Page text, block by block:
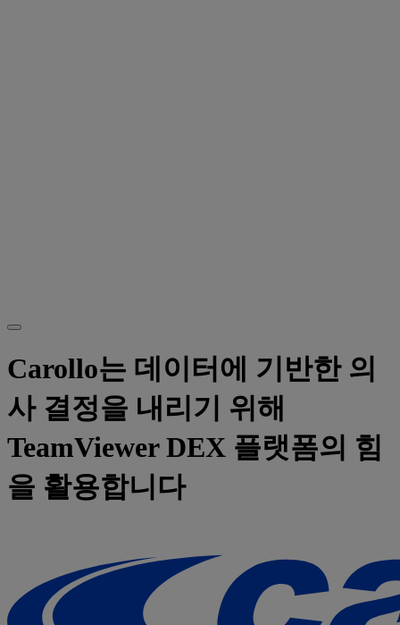
Carollo는 데이터에 기반한 의
사 결정을 내리기 위해
TeamViewer DEX 플랫폼의 힘
을 활용합니다